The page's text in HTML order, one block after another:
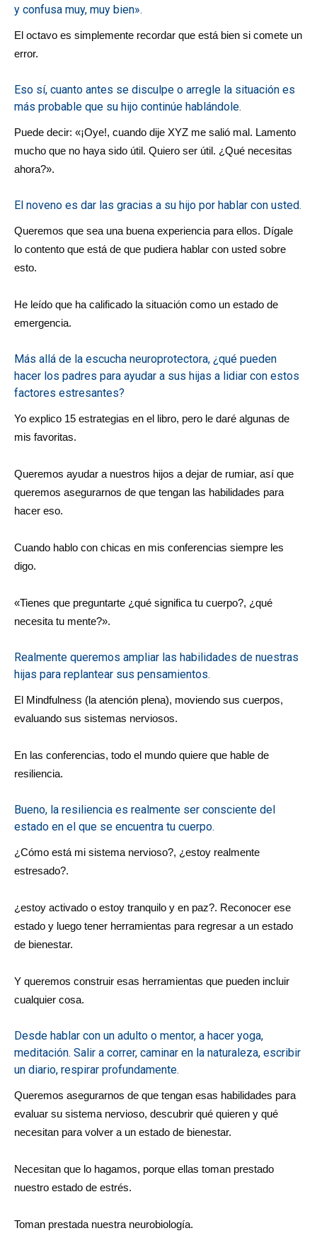
y confusa muy, muy bien».
El octavo es simplemente recordar que está bien si comete un
error.
Eso sí, cuanto antes se disculpe o arregle la situación es
más probable que su hijo continúe hablándole.
Puede decir: «¡Oye!, cuando dije XYZ me salió mal. Lamento
mucho que no haya sido útil. Quiero ser útil. ¿Qué necesitas
ahora?».
El noveno es dar las gracias a su hijo por hablar con usted.
Queremos que sea una buena experiencia para ellos. Dígale
lo contento que está de que pudiera hablar con usted sobre
esto.
He leído que ha calificado la situación como un estado de
emergencia.
Más allá de la escucha neuroprotectora, ¿qué pueden
hacer los padres para ayudar a sus hijas a lidiar con estos
factores estresantes?
Yo explico 15 estrategias en el libro, pero le daré algunas de
mis favoritas.
Queremos ayudar a nuestros hijos a dejar de rumiar, así que
queremos asegurarnos de que tengan las habilidades para
hacer eso.
Cuando hablo con chicas en mis conferencias siempre les
digo.
«Tienes que preguntarte ¿qué significa tu cuerpo?, ¿qué
necesita tu mente?».
Realmente queremos ampliar las habilidades de nuestras
hijas para replantear sus pensamientos.
El Mindfulness (la atención plena), moviendo sus cuerpos,
evaluando sus sistemas nerviosos.
En las conferencias, todo el mundo quiere que hable de
resiliencia.
Bueno, la resiliencia es realmente ser consciente del
estado en el que se encuentra tu cuerpo.
¿Cómo está mi sistema nervioso?, ¿estoy realmente
estresado?.
¿estoy activado o estoy tranquilo y en paz?. Reconocer ese
estado y luego tener herramientas para regresar a un estado
de bienestar.
Y queremos construir esas herramientas que pueden incluir
cualquier cosa.
Desde hablar con un adulto o mentor, a hacer yoga,
meditación. Salir a correr, caminar en la naturaleza, escribir
un diario, respirar profundamente.
Queremos asegurarnos de que tengan esas habilidades para
evaluar su sistema nervioso, descubrir qué quieren y qué
necesitan para volver a un estado de bienestar.
Necesitan que lo hagamos, porque ellas toman prestado
nuestro estado de estrés.
Toman prestada nuestra neurobiología.